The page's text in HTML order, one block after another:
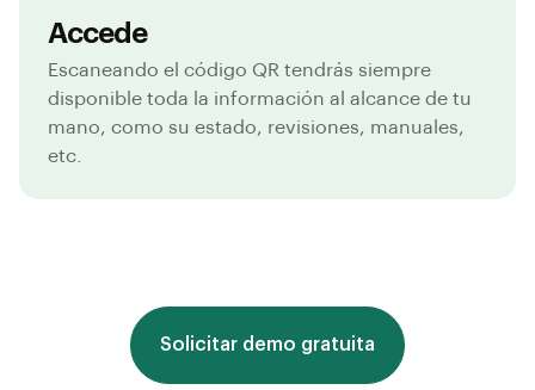
Accede
Escaneando el código QR tendrás siempre
disponible toda la información al alcance de tu
mano, como su estado, revisiones, manuales,
etc.
Solicitar demo gratuita